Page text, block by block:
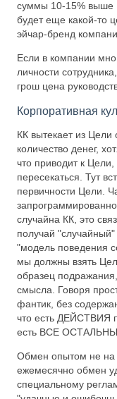
суммы 10-15% выше
будет еще какой-то
эйчар-бренд
Если в компании
личности
грош цена
Корпоративная
КК вытекает из Цели
количество денег,
что приводит к Цели,
пересекаться. Тут
первичности Цели.
случайна КК, это
получай
"модель поведения
мы должны взять
образец
смысла. Говоря
фантик, без
что есть ДЕЙСТВИЯ
есть ВСЕ
Обмен опытом не на
ежемесячно обмен
специальному